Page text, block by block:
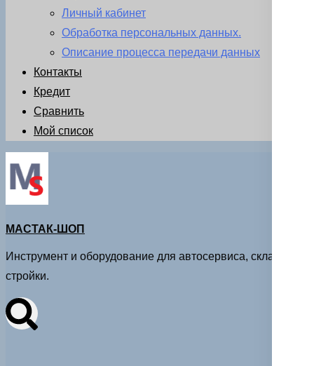
Личный кабинет
Обработка персональных данных.
Описание процесса передачи данных
Контакты
Кредит
Сравнить
Мой список
МАСТАК-ШОП
Инструмент и оборудование для автосервиса, склада и
стройки.